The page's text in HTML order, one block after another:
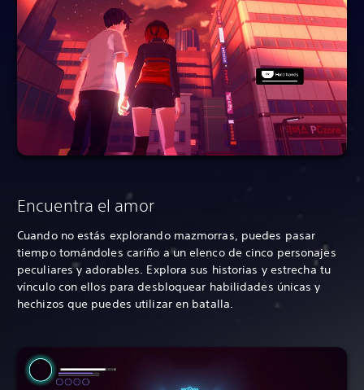
Encuentra el amor
Cuando no estás explorando mazmorras, puedes pasar
tiempo tomándoles cariño a un elenco de cinco personajes
peculiares y adorables. Explora sus historias y estrecha tu
vínculo con ellos para desbloquear habilidades únicas y
hechizos que puedes utilizar en batalla.